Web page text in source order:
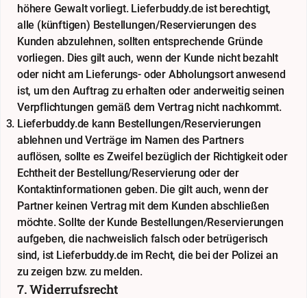
höhere Gewalt vorliegt. Lieferbuddy.de ist berechtigt,
alle (künftigen) Bestellungen/Reservierungen des
Kunden abzulehnen, sollten entsprechende Gründe
vorliegen. Dies gilt auch, wenn der Kunde nicht bezahlt
oder nicht am Lieferungs- oder Abholungsort anwesend
ist, um den Auftrag zu erhalten oder anderweitig seinen
Verpflichtungen gemäß dem Vertrag nicht nachkommt.
Lieferbuddy.de kann Bestellungen/Reservierungen
ablehnen und Verträge im Namen des Partners
auflösen, sollte es Zweifel bezüglich der Richtigkeit oder
Echtheit der Bestellung/Reservierung oder der
Kontaktinformationen geben. Die gilt auch, wenn der
Partner keinen Vertrag mit dem Kunden abschließen
möchte. Sollte der Kunde Bestellungen/Reservierungen
aufgeben, die nachweislich falsch oder betrügerisch
sind, ist Lieferbuddy.de im Recht, die bei der Polizei an
zu zeigen bzw. zu melden.
7. Widerrufsrecht